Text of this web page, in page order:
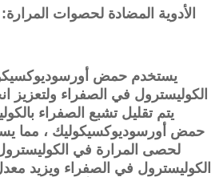
الأدوية المضادة لحصوات
يستخدم حمض
الكوليسترول في الصفراء ولتعزيز
يتم تقليل تشبع الصفراء
حمض أورسوديوكسيكوليك ، مما
لحصى المرارة في
الكوليسترول في الصفراء ويزيد